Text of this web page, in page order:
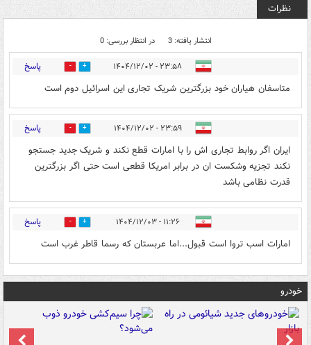
نظرات
انتشار یافته: 3 در انتظار بررسی: 0
۲۳:۵۸ - ۱۴۰۴/۱۲/۰۲ 0 پاسخ
متاسفان هیاران خود بزرگترین شریک تجاری این اسرائیل دوم است
۲۳:۵۹ - ۱۴۰۴/۱۲/۰۲ 0 پاسخ
ایران اگر روابط تجاری اش را با امارات قطع نکند و شریک جدید جستجو
نکند تجزیه وشکست ان در برابر امریکا قطعی است حتی اگر بزرگترین
قدرت نظامی باشد
۱۱:۲۶ - ۱۴۰۴/۱۲/۰۳ 0 پاسخ
امارات اسب تروا است قبول...اما عربستان که رسما قاطر غرب است
خودرو